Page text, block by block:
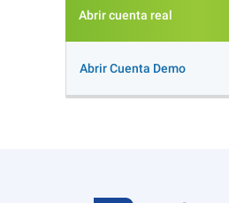
Abrir cuenta real
Abrir Cuenta Demo